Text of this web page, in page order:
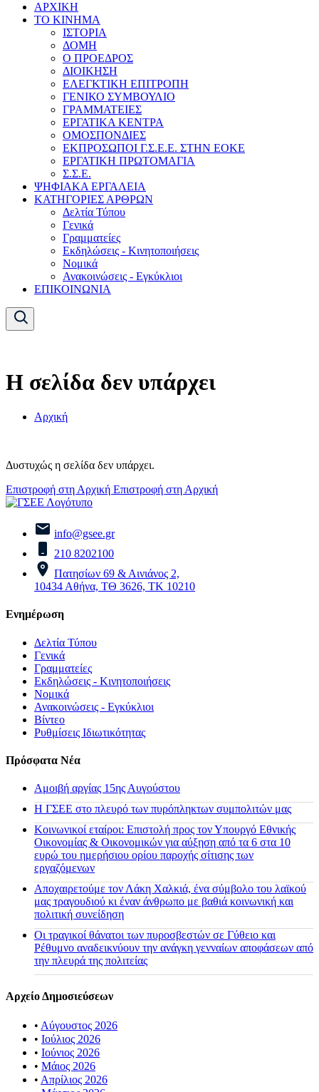
ΑΡΧΙΚΗ
ΤΟ ΚΙΝΗΜΑ
ΙΣΤΟΡΙΑ
ΔΟΜΗ
Ο ΠΡΟΕΔΡΟΣ
ΔΙΟΙΚΗΣΗ
ΕΛΕΓΚΤΙΚΗ ΕΠΙΤΡΟΠΗ
ΓΕΝΙΚΟ ΣΥΜΒΟΥΛΙΟ
ΓΡΑΜΜΑΤΕΙΕΣ
ΕΡΓΑΤΙΚΑ ΚΕΝΤΡΑ
ΟΜΟΣΠΟΝΔΙΕΣ
ΕΚΠΡΟΣΩΠΟΙ Γ.Σ.Ε.Ε. ΣΤΗΝ ΕΟΚΕ
ΕΡΓΑΤΙΚΗ ΠΡΩΤΟΜΑΓΙΑ
Σ.Σ.Ε.
ΨΗΦΙΑΚΑ ΕΡΓΑΛΕΙΑ
ΚΑΤΗΓΟΡΙΕΣ ΑΡΘΡΩΝ
Δελτία Τύπου
Γενικά
Γραμματείες
Εκδηλώσεις - Κινητοποιήσεις
Νομικά
Ανακοινώσεις - Εγκύκλιοι
ΕΠΙΚΟΙΝΩΝΙΑ
Η σελίδα δεν υπάρχει
Αρχική
Δυστυχώς η σελίδα δεν υπάρχει.
Επιστροφή στη Αρχική Επιστροφή στη Αρχική
info@gsee.gr
210 8202100
Πατησίων 69 & Αινιάνος 2,
10434 Αθήνα, ΤΘ 3626, ΤΚ 10210
Ενημέρωση
Δελτία Τύπου
Γενικά
Γραμματείες
Εκδηλώσεις - Κινητοποιήσεις
Νομικά
Ανακοινώσεις - Εγκύκλιοι
Βίντεο
Ρυθμίσεις Ιδιωτικότητας
Πρόσφατα Νέα
Αμοιβή αργίας 15ης Αυγούστου
H ΓΣΕΕ στο πλευρό των πυρόπληκτων συμπολιτών μας
Κοινωνικοί εταίροι: Επιστολή προς τον Υπουργό Εθνικής
Οικονομίας & Οικονομικών για αύξηση από τα 6 στα 10
ευρώ του ημερήσιου ορίου παροχής σίτισης των
εργαζόμενων
Αποχαιρετούμε τον Λάκη Χαλκιά, ένα σύμβολο του λαϊκού
μας τραγουδιού κι έναν άνθρωπο με βαθιά κοινωνική και
πολιτική συνείδηση
Οι τραγικοί θάνατοι των πυροσβεστών σε Γύθειο και
Ρέθυμνο αναδεικνύουν την ανάγκη γενναίων αποφάσεων από
την πλευρά της πολιτείας
Αρχείο Δημοσιεύσεων
• Αύγουστος 2026
• Ιούλιος 2026
• Ιούνιος 2026
• Μάιος 2026
• Απρίλιος 2026